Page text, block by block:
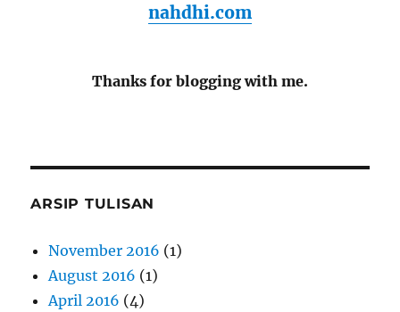
nahdhi.com
Thanks for blogging with me.
ARSIP TULISAN
November 2016 (1)
August 2016 (1)
April 2016 (4)